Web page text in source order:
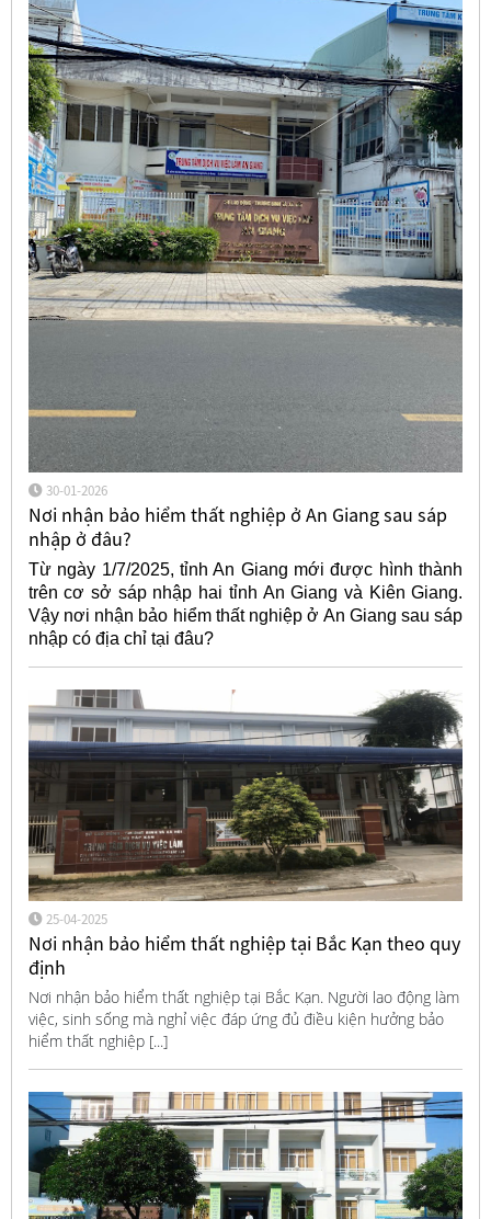
30-01-2026
Nơi nhận bảo hiểm thất nghiệp ở An Giang sau sáp
nhập ở đâu?
Từ ngày 1/7/2025, tỉnh An Giang mới được hình thành
trên cơ sở sáp nhập hai tỉnh An Giang và Kiên Giang.
Vậy nơi nhận bảo hiểm thất nghiệp ở An Giang sau sáp
nhập có địa chỉ tại đâu?
25-04-2025
Nơi nhận bảo hiểm thất nghiệp tại Bắc Kạn theo quy
định
Nơi nhận bảo hiểm thất nghiệp tại Bắc Kạn. Người lao động làm
việc, sinh sống mà nghỉ việc đáp ứng đủ điều kiện hưởng bảo
hiểm thất nghiệp [...]